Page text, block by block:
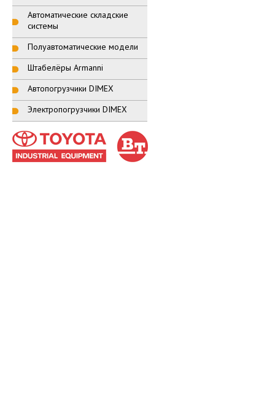
Автоматические складские
системы
Полуавтоматические модели
Штабелёры Armanni
Автопогрузчики DIMEX
Электропогрузчики DIMEX